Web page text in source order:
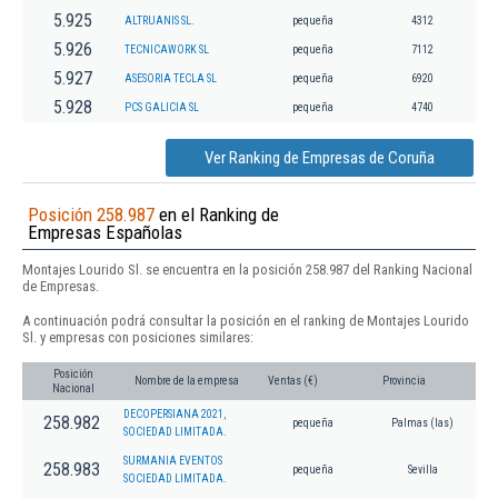
5.925 ALTRUANIS SL. pequeña 4312
5.926 TECNICAWORK SL pequeña 7112
5.927 ASESORIA TECLA SL pequeña 6920
5.928 PCS GALICIA SL pequeña 4740
Ver Ranking de Empresas de Coruña
Posición 258.987 en el Ranking de
Empresas Españolas
Montajes Lourido Sl. se encuentra en la posición 258.987 del Ranking Nacional
de Empresas.
A continuación podrá consultar la posición en el ranking de Montajes Lourido
Sl. y empresas con posiciones similares:
Posición
Nacional
Nombre de la empresa Ventas (€) Provincia
258.982
DECOPERSIANA 2021,
SOCIEDAD LIMITADA.
pequeña Palmas (las)
258.983
SURMANIA EVENTOS
SOCIEDAD LIMITADA.
pequeña Sevilla